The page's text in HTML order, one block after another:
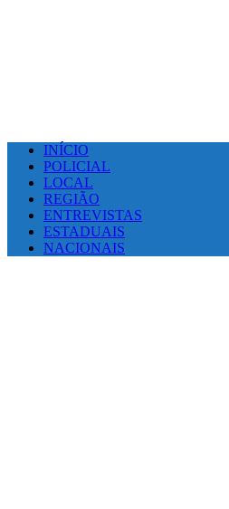
INÍCIO
POLICIAL
LOCAL
REGIÃO
ENTREVISTAS
ESTADUAIS
NACIONAIS